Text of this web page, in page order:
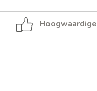
Hoogwaardige